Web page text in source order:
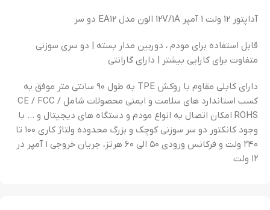
آداپتور 12 ولت 1 آمپر 12V/1A الون مدل EA12 دو سر
قابل استفاده برای مودم ، دوربین مدار بسته | دو سری سوزنی
متفاوت برای کارایی بیشتر | دارای گارانتی
دارای کابلی مقاوم با روکش TPE به طول ۹۰ سانتی متر موفق به
کسب استاندارد های سلامت و ایمنی محصولات شامل CE / FCC /
ROHS امکان اتصال به انواع مودم و دستگاه های دیجیتال و … با
وجود کانکتور دو سر سوزنی کوچک و بزرگ محدوده ولتاژ کاری ۱۰۰ تا
۲۴۰ ولت و فرکانس ورودی ۵۰ الی ۶۰ هرتز، جریان خروجی ۱ آمپر در
۱۲ ولت